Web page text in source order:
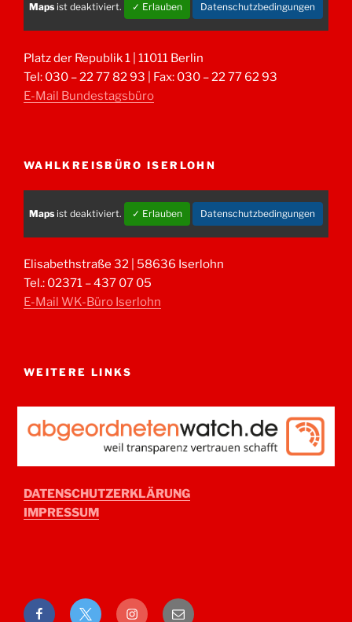
Maps ist deaktiviert. ✓ Erlauben Datenschutzbedingungen
Platz der Republik 1 | 11011 Berlin
Tel: 030 – 22 77 82 93 | Fax: 030 – 22 77 62 93
E-Mail Bundestagsbüro
WAHLKREISBÜRO ISERLOHN
Maps ist deaktiviert. ✓ Erlauben Datenschutzbedingungen
Elisabethstraße 32 | 58636 Iserlohn
Tel.: 02371 – 437 07 05
E-Mail WK-Büro Iserlohn
WEITERE LINKS
DATENSCHUTZERKLÄRUNG
IMPRESSUM
FacebookTwitter Instagram
E-